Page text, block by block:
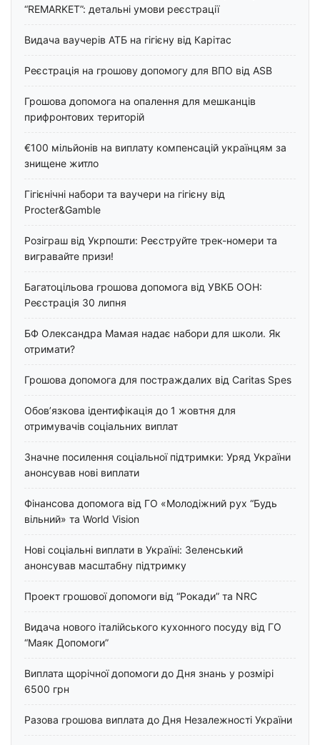
“REMARKET”: детальні умови реєстрації
Видача ваучерів АТБ на гігієну від Карітас
Реєстрація на грошову допомогу для ВПО від ASB
Грошова допомога на опалення для мешканців
прифронтових територій
€100 мільйонів на виплату компенсацій українцям за
знищене житло
Гігієнічні набори та ваучери на гігієну від
Procter&Gamble
Розіграш від Укрпошти: Реєструйте трек-номери та
вигравайте призи!
Багатоцільова грошова допомога від УВКБ ООН:
Реєстрація 30 липня
БФ Олександра Мамая надає набори для школи. Як
отримати?
Грошова допомога для постраждалих від Caritas Spes
Обов’язкова ідентифікація до 1 жовтня для
отримувачів соціальних виплат
Значне посилення соціальної підтримки: Уряд України
анонсував нові виплати
Фінансова допомога від ГО «Молодіжний рух “Будь
вільний» та World Vision
Нові соціальні виплати в Україні: Зеленський
анонсував масштабну підтримку
Проект грошової допомоги від “Рокади” та NRC
Видача нового італійського кухонного посуду від ГО
“Маяк Допомоги”
Виплата щорічної допомоги до Дня знань у розмірі
6500 грн
Разова грошова виплата до Дня Незалежності України